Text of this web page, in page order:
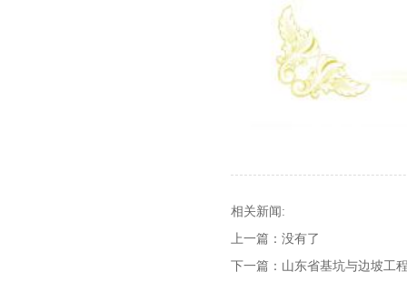
相关新闻:
上一篇：没有了
下一篇： 山东省基坑与边坡工